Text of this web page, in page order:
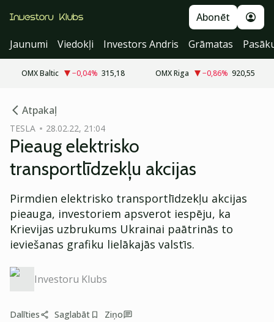
Abonēt
Jaunumi
Viedokļi Investors Andris Grāmatas
OMX Baltic −0,04% 315,18 OMX Riga −0,86% 920,55
Atpakaļ
TESLA 28.02.22, 21:04
Pieaug elektrisko
transportlīdzekļu akcijas
Pirmdien elektrisko transportlīdzekļu akcijas
pieauga, investoriem apsverot iespēju, ka
Krievijas uzbrukums Ukrainai paātrinās to
ieviešanas grafiku lielākajās valstīs.
Investoru Klubs
Dalīties Saglabāt Ziņo